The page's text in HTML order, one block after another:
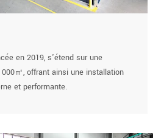
en 2019, s'étend sur une
㎡, offrant ainsi une installation
et performante.